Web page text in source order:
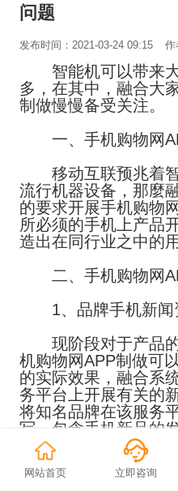
问题
发布时间：2021-03-24 09:15 作
智能机可以带来大
多，在其中，融合大
制做慢慢备受关注。
一、手机购物网
移动互联预兆着智
流行机器设备，那麼
的要求开展手机购物
所必须的手机上产品
造出在同行业之中的
二、手机购物网
1、品牌手机新闻
现阶段对于产品的
机购物网APP制做可
的实际效果，融合系
务平台上开展有关的
将知名品牌在该服务
写，包含手机新品的
告这些会能够随意编
展现，便捷有必须的
网站首页 立即咨询